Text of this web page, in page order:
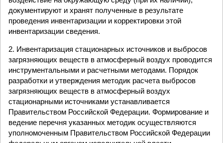
документируют и хранят полученные в результате
проведения инвентаризации и корректировки этой
инвентаризации сведения.
2. Инвентаризация стационарных источников и выбросов
загрязняющих веществ в атмосферный воздух проводится
инструментальными и расчетными методами. Порядок
разработки и утверждения методик расчета выбросов
загрязняющих веществ в атмосферный воздух
стационарными источниками устанавливается
Правительством Российской Федерации. Формирование и
ведение перечня указанных методик осуществляются
уполномоченным Правительством Российской Федерации